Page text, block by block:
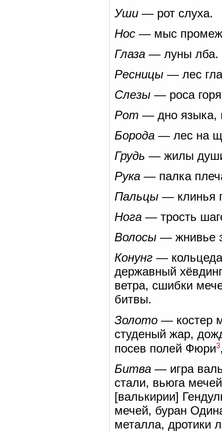
Уши — рот слуха.
Нос — мыс
Глаза — луны лба.
Ресницы — лес
Слезы — роса
Рот — дно языка,
Борода — лес на
Грудь — жилы
Рука — палка
Пальцы — клинья
Нога — трость
Волосы — жнивье
Конунг —
державный
ветра, сшибки
битвы.
Золото — костер
студеный жар,
посев полей Фюри3
Битва — игра
стали, вьюга
[валькирии]
мечей, буран
металла, дротики